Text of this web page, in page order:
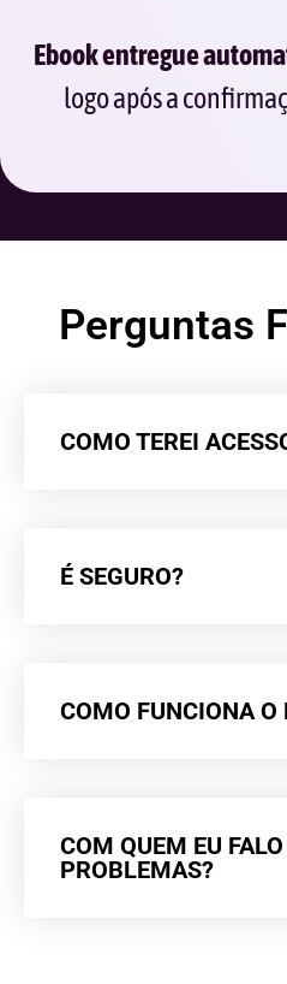
Ebook entregue
logo após a
Perguntas
COMO TEREI
É SEGURO?
COMO FUNCIONA O
COM QUEM EU
PROBLEMAS?